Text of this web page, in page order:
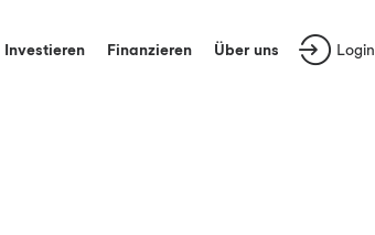
Investieren Finanzieren Über uns Login